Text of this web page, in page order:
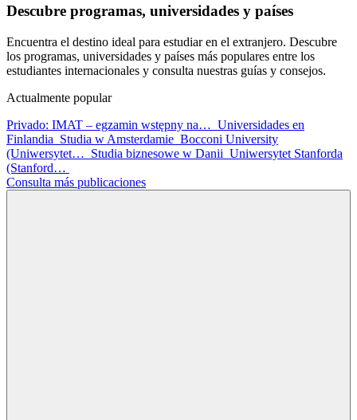
Descubre programas, universidades y países
Encuentra el destino ideal para estudiar en el extranjero. Descubre
los programas, universidades y países más populares entre los
estudiantes internacionales y consulta nuestras guías y consejos.
Actualmente popular
Privado: IMAT – egzamin wstępny na… Universidades en
Finlandia Studia w Amsterdamie Bocconi University
(Uniwersytet… Studia biznesowe w Danii Uniwersytet Stanforda
(Stanford…
Consulta más publicaciones